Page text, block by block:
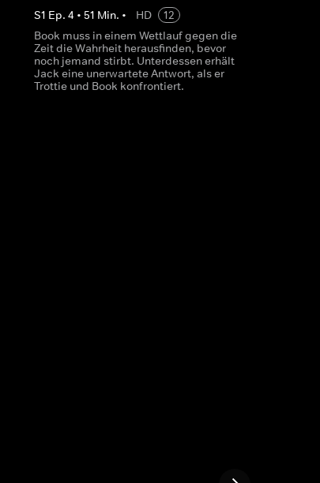
S1 Ep. 4 • 51 Min. • HD
12
Book muss in einem Wettlauf gegen die
Zeit die Wahrheit herausfinden, bevor
noch jemand stirbt. Unterdessen erhält
Jack eine unerwartete Antwort, als er
Trottie und Book konfrontiert.